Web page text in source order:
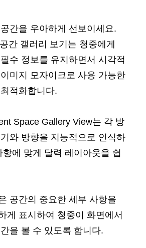
간을 우아하게 선보이세요.
간 갤러리 보기는 청중에게
수 정보를 유지하면서 시각적
미지 모자이크로 사용 가능한
적화합니다.
Space Gallery View는 각 방
와 방향을 지능적으로 인식하
에 맞게 달력 레이아웃을 쉽
공간의 중요한 세부 사항을
게 표시하여 청중이 화면에서
을 볼 수 있도록 합니다.